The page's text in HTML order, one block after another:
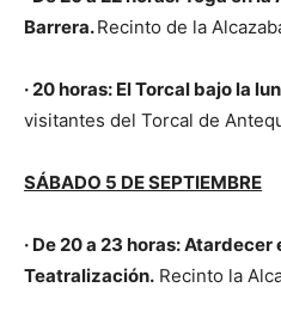
Barrera.Recinto de la
·20 horas: El Torcal bajo la
visitantes del Torcal de
SÁBADO 5 DE SEPTIEMBRE
· De 20 a 23 horas:
Teatralización. Recinto la